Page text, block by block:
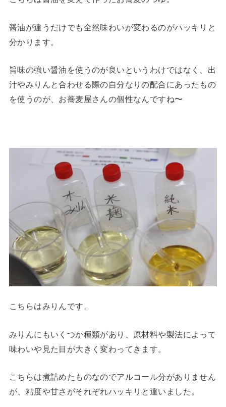
醤油が違うだけでも全然味わいが変わるのがハッキリと
分かります。
旨味の強い醤油を使うのが良いというわけではなく、出
汁やみりんと合わせる際の自分なりの配合にあったもの
を使うのが、お蕎麦屋さんの個性なんですね〜
こちらはみりんです。
みりんにもいくつか種類があり、原材料や製法によって
味わいや見た目が大きく変わってきます。
こちらは煮詰めたものなのでアルコール分がありません
が、粘度や甘さがそれぞれハッキリと違いました。